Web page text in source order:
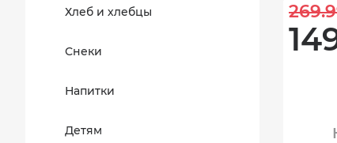
Хлеб и хлебцы
Снеки
Напитки
Детям